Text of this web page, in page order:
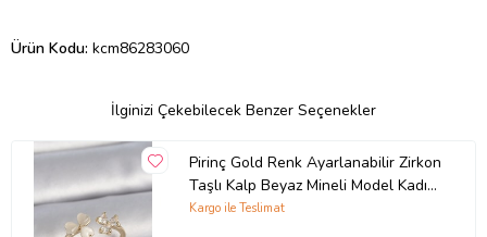
Ürün Kodu: kcm86283060
İlginizi Çekebilecek Benzer Seçenekler
Pirinç Gold Renk Ayarlanabilir Zirkon
Taşlı Kalp Beyaz Mineli Model Kadın
Yüzük - TJ-BYK3388
Kargo ile Teslimat